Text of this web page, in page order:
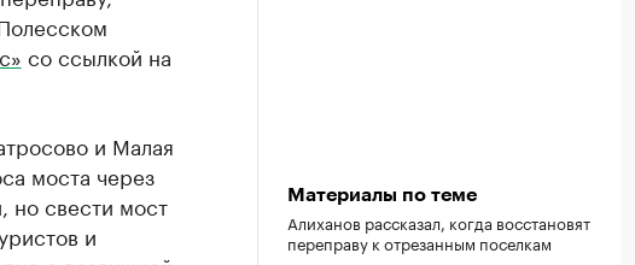
со ссылкой на
и Малая
моста через
но свести мост
и
Материалы по теме
Алиханов рассказал, когда восстановят
переправу к отрезанным поселкам